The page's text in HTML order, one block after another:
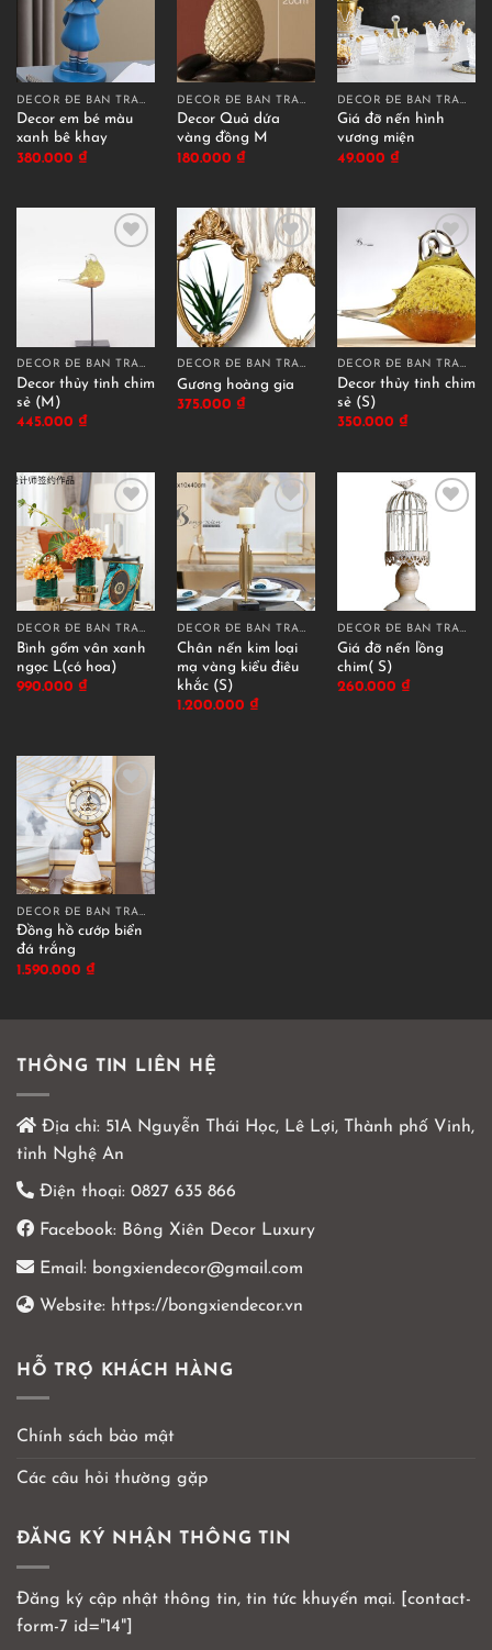
DECOR ĐỂ BÀN TRANG TRÍ
Decor em bé màu
xanh bê khay
380.000 ₫
DECOR ĐỂ BÀN TRANG TRÍ
Decor Quả dứa
vàng đồng M
180.000 ₫
DECOR ĐỂ BÀN TRANG TRÍ
Giá đỡ nến hình
vương miện
49.000 ₫
DECOR ĐỂ BÀN TRANG TRÍ
Decor thủy tinh chim
sẻ (M)
445.000 ₫
DECOR ĐỂ BÀN TRANG TRÍ
Gương hoàng gia
375.000 ₫
DECOR ĐỂ BÀN TRANG TRÍ
Decor thủy tinh chim
sẻ (S)
350.000 ₫
DECOR ĐỂ BÀN TRANG TRÍ
Bình gốm vân xanh
ngọc L(có hoa)
990.000 ₫
DECOR ĐỂ BÀN TRANG TRÍ
Chân nến kim loại
mạ vàng kiểu điêu
khắc (S)
1.200.000 ₫
DECOR ĐỂ BÀN TRANG TRÍ
Giá đỡ nến lồng
chim( S)
260.000 ₫
DECOR ĐỂ BÀN TRANG TRÍ
Đồng hồ cướp biển
đá trắng
1.590.000 ₫
THÔNG TIN LIÊN HỆ
Địa chỉ: 51A Nguyễn Thái Học, Lê Lợi, Thành phố Vinh,
tỉnh Nghệ An
Điện thoại: 0827 635 866
Facebook: Bông Xiên Decor Luxury
Email: bongxiendecor@gmail.com
Website: https://bongxiendecor.vn
HỖ TRỢ KHÁCH HÀNG
Chính sách bảo mật
Các câu hỏi thường gặp
ĐĂNG KÝ NHẬN THÔNG TIN
Đăng ký cập nhật thông tin, tin tức khuyến mại. [contact-
form-7 id="14"]